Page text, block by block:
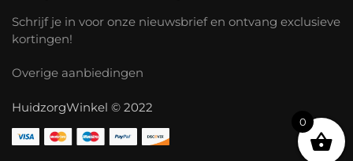
Schrijf je in voor onze nieuwsbrief en ontvang exclusieve
kortingen!
Overige aanbiedingen
HuidzorgWinkel © 2022
0